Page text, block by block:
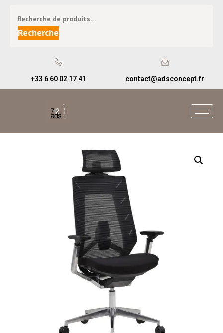
Recherche
+33 6 60 02 17 41 contact@adsconcept.fr